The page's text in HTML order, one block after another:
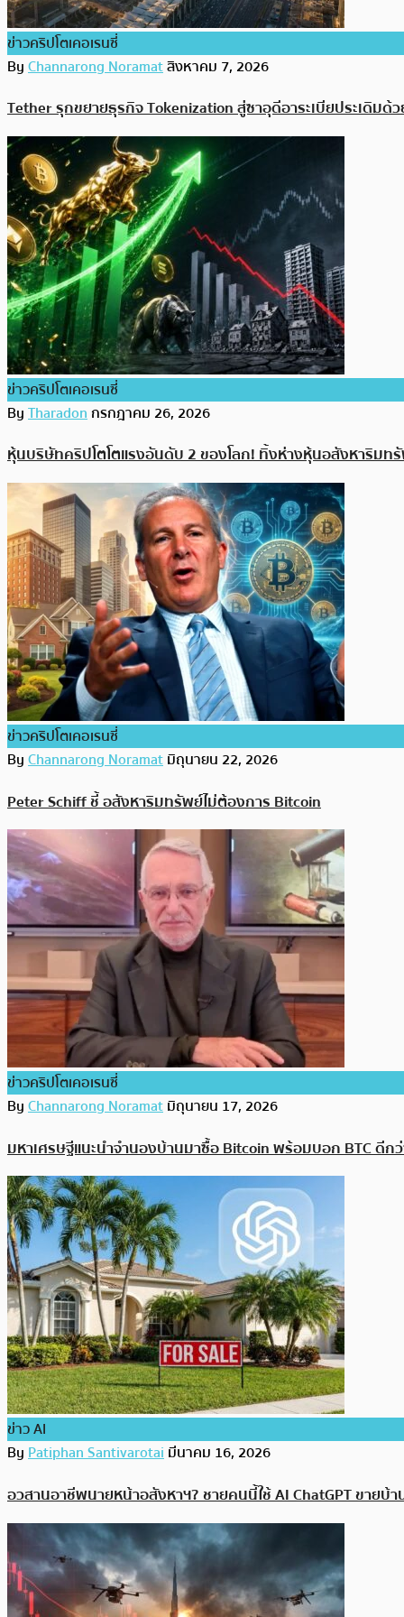
ข่าวคริปโตเคอเรนซี่
ByChannarong Noramatสิงหาคม 7, 2026
Tether รุกขยายธุรกิจ Tokenization สู่ซาอุดีอาระเบียประเดิม
ข่าวคริปโตเคอเรนซี่
ByTharadonกรกฎาคม 26, 2026
หุ้นบริษัทคริปโตโตแรงอันดับ 2 ของโลก! ทิ้งห่างหุ้นอสังหาริมท
ข่าวคริปโตเคอเรนซี่
ByChannarong Noramatมิถุนายน 22, 2026
Peter Schiff ชี้ อสังหาริมทรัพย์ไม่ต้องการ Bitcoin
ข่าวคริปโตเคอเรนซี่
ByChannarong Noramatมิถุนายน 17, 2026
มหาเศรษฐีแนะนำจำนองบ้านมาซื้อ Bitcoin พร้อมบอก BTC ดี
ข่าว AI
ByPatiphan Santivarotaiมีนาคม 16, 2026
อวสานอาชีพนายหน้าอสังหาฯ? ชายคนนี้ใช้ AI ChatGPT ขายบ้า